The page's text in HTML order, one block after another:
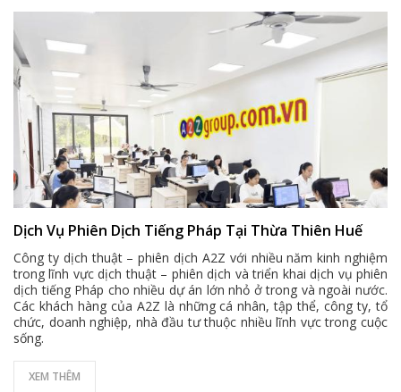
Dịch Vụ Phiên Dịch Tiếng Pháp Tại Thừa Thiên Huế
Công ty dịch thuật – phiên dịch A2Z với nhiều năm kinh nghiệm
trong lĩnh vực dịch thuật – phiên dịch và triển khai dịch vụ phiên
dịch tiếng Pháp cho nhiều dự án lớn nhỏ ở trong và ngoài nước.
Các khách hàng của A2Z là những cá nhân, tập thể, công ty, tổ
chức, doanh nghiệp, nhà đầu tư thuộc nhiều lĩnh vực trong cuộc
sống.
XEM THÊM